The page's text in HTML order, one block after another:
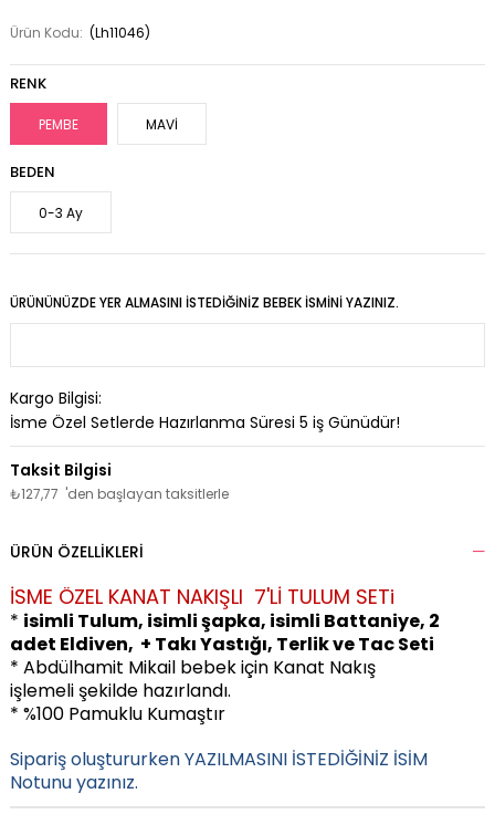
Ürün Kodu: (Lh11046)
RENK
PEMBE MAVİ
BEDEN
0-3 Ay
ÜRÜNÜNÜZDE YER ALMASINI İSTEDIĞINIZ BEBEK İSMINI YAZINIZ.
Kargo Bilgisi:
İsme Özel Setlerde Hazırlanma Süresi 5 iş Günüdür!
₺127,77 'den başlayan taksitlerle
ÜRÜN ÖZELLIKLERI
İSME ÖZEL KANAT NAKIŞLI 7'Lİ TULUM SETi
* isimli Tulum, isimli şapka, isimli Battaniye, 2
adet Eldiven, + Takı Yastığı, Terlik ve Tac Seti
* Abdülhamit Mikail bebek için Kanat Nakış
işlemelişekilde hazırlandı.
* %100 Pamuklu Kumaştır
Sipariş oluştururken YAZILMASINI İSTEDİĞİNİZ İSİM
Notunu yazınız.